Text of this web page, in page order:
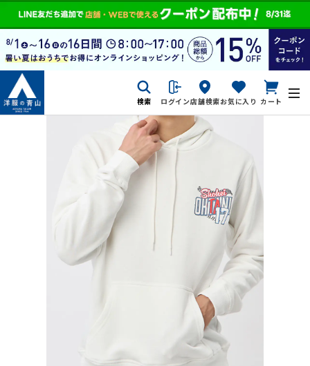
検索 ログイン店舗検索お気に入り カート